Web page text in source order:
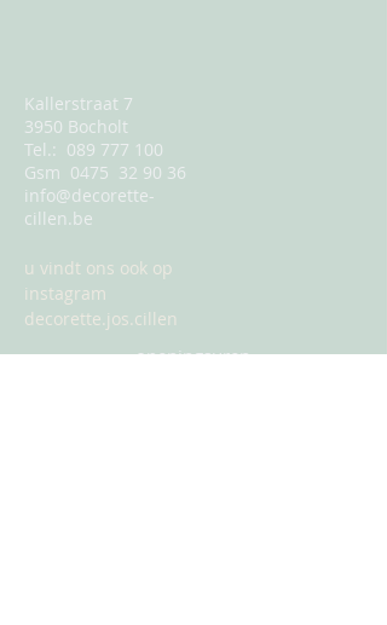
Kallerstraat 7
3950 Bocholt
Tel.: 089 777 100
Gsm 0475 32 90 36
info@decorette-
cillen.be
u vindt ons ook op
instagram
decorette.jos.cillen
openingsuren